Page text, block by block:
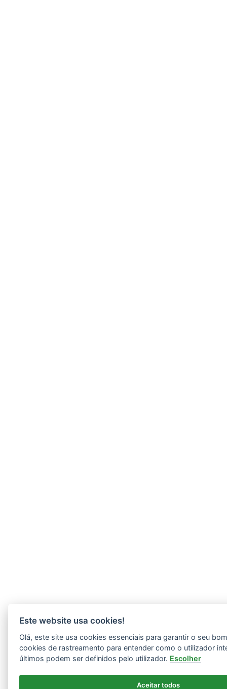
Este website usa cookies!
Olá, este site usa cookies essenciais para garantir o seu
cookies de rastreamento para entender como o utilizador
últimos podem ser definidos pelo utilizador. Escolher
Aceitar todos